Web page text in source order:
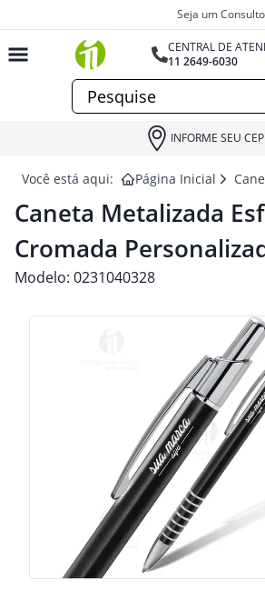
Seja um
CENTRAL DE
11 2649-6030
INFORME SEU CEP
Você está aqui: Página Inicial
Caneta Metalizada
Cromada
Modelo: 0231040328